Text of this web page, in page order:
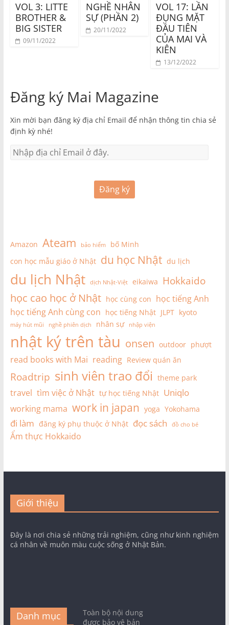
VOL 3: LITTE
BROTHER &
BIG SISTER
09/11/2022
NGHỀ NHÂN
SỰ (PHẦN 2)
20/11/2022
VOL 17: LẦN
ĐỤNG MẶT
ĐẦU TIÊN
CỦA MAI VÀ
KIÊN
13/12/2022
Đăng ký Mai Magazine
Xin mời bạn đăng ký địa chỉ Email để nhận thông tin chia sẻ
định kỳ nhé!
Đăng ký
Amazon Ateam bảo hiểm
bố Minh
con học mẫu giáo ở Nhật du học Nhật du lịch
du lịch Nhật dịch Nhật-Việt eikaiwa Hokkaido
học cao học ở Nhật học cùng con học tiếng Anh
học tiếng Anh cùng con học tiếng Nhật JLPT kyoto
máy hút mũi nghề phiên dịch nhân sự nhập viện
nhật ký trên tàu onsen outdoor phượt
read books with Mai reading Review quán ăn
Roadtrip sinh viên trao đổi theme park
travel tìm việc ở Nhật tự học tiếng Nhật Uniqlo
working mama work in japan yoga Yokohama
đi làm đăng ký phụ thuộc ở Nhật đọc sách đồ cho bé
Ẩm thực Hokkaido
Giới thiệu
Đây là nơi chia sẻ những trải nghiệm, cũng như kinh nghiệm
cá nhân về muôn màu cuộc sống ở Nhật Bản.
Danh mục
Toàn bộ nội dung
được bảo vệ bản